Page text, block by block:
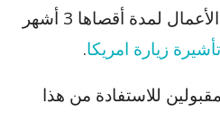
أمريكا بغرض السياحة أو الأعمال لمدة أقصاها 3 أشهر
تأشيرة زيارة امريكا.
للاستفادة من هذا